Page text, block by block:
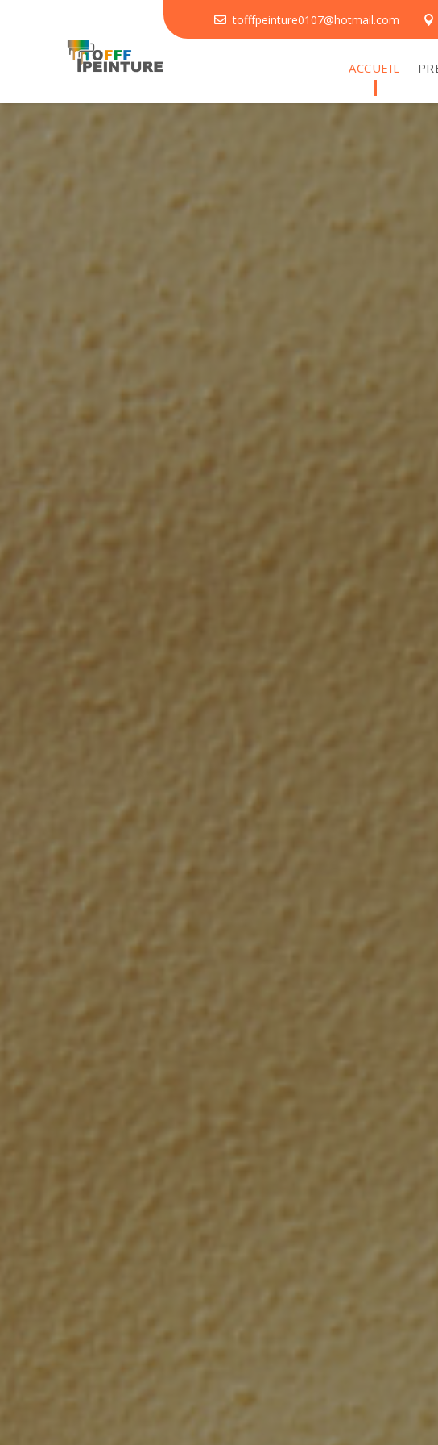
 tofffpeinture0107@hotmail.com 
ACCUEIL